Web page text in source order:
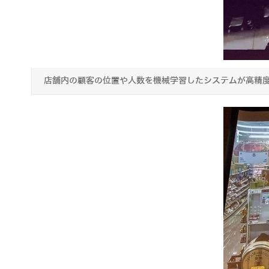
店舗内の顧客の位置や人数を機械学習したシステムが高精